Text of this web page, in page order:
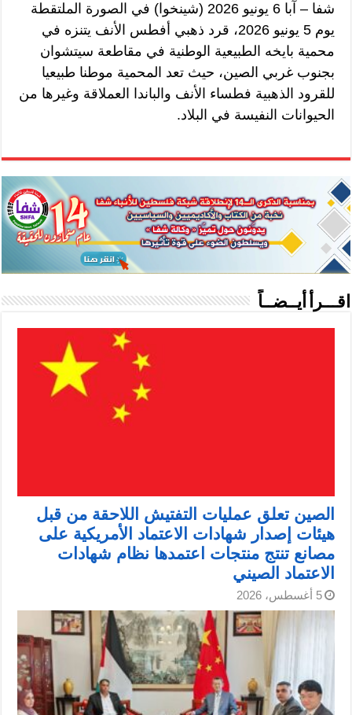
شفا – آبا 6 يونيو 2026 (شينخوا) في الصورة الملتقطة
يوم 5 يونيو 2026، قرد ذهبي أفطس الأنف يتنزه في
محمية بايخه الطبيعية الوطنية في مقاطعة سيتشوان
بجنوب غربي الصين، حيث تعد المحمية موطنا طبيعيا
للقرود الذهبية فطساء الأنف والباندا العملاقة وغيرها من
الحيوانات النفيسة في البلاد.
اقـــرأ أيــضــاً
الصين تعلق عمليات التفتيش اللاحقة من قبل
هيئات إصدار شهادات الاعتماد الأمريكية على
مصانع تنتج منتجات اعتمدها نظام شهادات
الاعتماد الصيني
5 أغسطس، 2026